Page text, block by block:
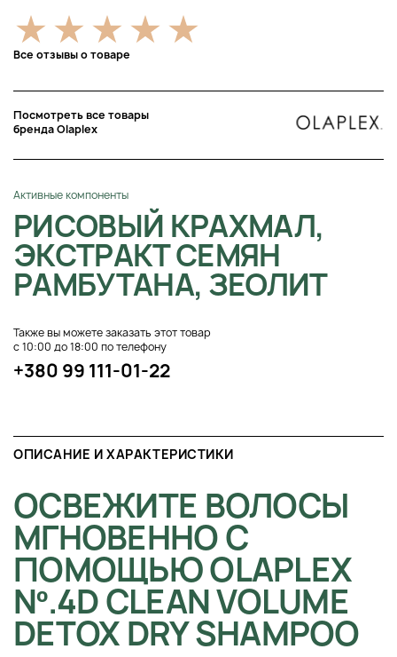
Все отзывы о товаре
Посмотреть все товары
бренда Olaplex
Активные компоненты
РИСОВЫЙ КРАХМАЛ,
ЭКСТРАКТ СЕМЯН
РАМБУТАНА, ЗЕОЛИТ
Также вы можете заказать этот товар
с 10:00 до 18:00 по телефону
+380 99 111-01-22
ОПИСАНИЕ И ХАРАКТЕРИСТИКИ
ОСВЕЖИТЕ ВОЛОСЫ
МГНОВЕННО С
ПОМОЩЬЮ OLAPLEX
Nº.4D CLEAN VOLUME
DETOX DRY SHAMPOO